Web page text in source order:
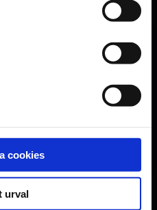
cookies
urval
hade premiär den 5.
nu finns inga